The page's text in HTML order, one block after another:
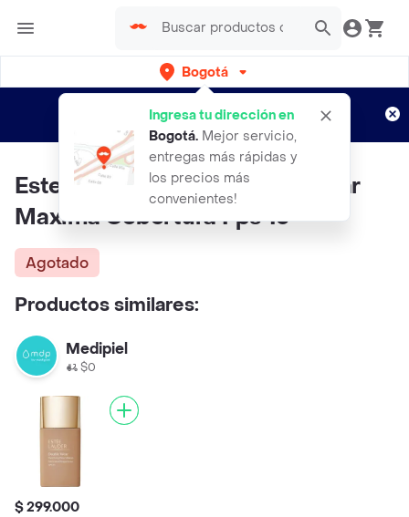
Bogotá
Ingresa tu dirección en
Bogotá. Mejor servicio,
entregas más rápidas y
los precios más
convenientes!
envíos gratis por semanas
Aplican TyC
Estee Lauder Base Double Wear
Maxima Cobertura Fps 15
Agotado
Productos similares:
Medipiel
$0
$ 299.000